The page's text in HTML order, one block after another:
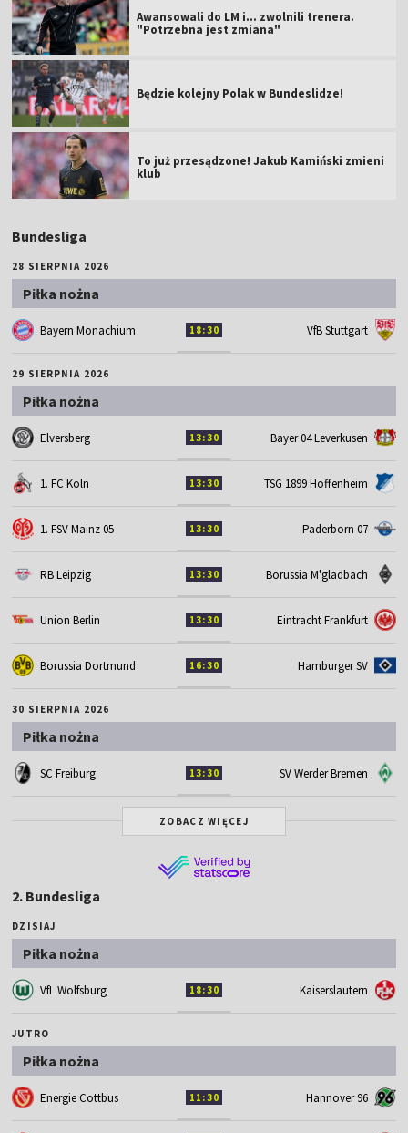
Awansowali do LM i... zwolnili trenera.
"Potrzebna jest zmiana"
Będzie kolejny Polak w Bundeslidze!
To już przesądzone! Jakub Kamiński zmieni
klub
Bundesliga
28 SIERPNIA 2026
Piłka nożna
Bayern Monachium 18:30 VfB Stuttgart
29 SIERPNIA 2026
Piłka nożna
Elversberg 13:30 Bayer 04 Leverkusen
1. FC Koln 13:30 TSG 1899 Hoffenheim
1. FSV Mainz 05 13:30 Paderborn 07
RB Leipzig 13:30 Borussia M'gladbach
Union Berlin 13:30 Eintracht Frankfurt
Borussia Dortmund 16:30 Hamburger SV
30 SIERPNIA 2026
Piłka nożna
SC Freiburg 13:30 SV Werder Bremen
ZOBACZ WIĘCEJ
2. Bundesliga
DZISIAJ
Piłka nożna
VfL Wolfsburg 18:30 Kaiserslautern
JUTRO
Piłka nożna
Energie Cottbus 11:30 Hannover 96